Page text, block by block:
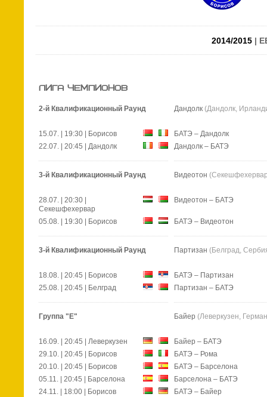
2014/2015 |
ЛИГА ЧЕМПИОНОВ
2-й Квалификационный Раунд Дандолк (Дандолк,
15.07. | 19:30 | Борисов БАТЭ – Дандолк
22.07. | 20:45 | Дандолк
Дандолк – БАТЭ
3-й Квалификационный Раунд Видеотон
28.07. | 20:30 |
Секешфехервар
Видеотон – БАТЭ
05.08. | 19:30 | Борисов БАТЭ – Видеотон
3-й Квалификационный Раунд Партизан (Белград,
18.08. | 20:45 | Борисов
БАТЭ – Партизан
25.08. | 20:45 | Белград
Партизан – БАТЭ
Группа "E" Байер (Леверкузен,
16.09. | 20:45 | Леверкузен
Байер – БАТЭ
29.10. | 20:45 | Борисов
БАТЭ – Рома
20.10. | 20:45 | Борисов
БАТЭ – Барселона
05.11. | 20:45 | Барселона
Барселона – БАТЭ
24.11. | 18:00 | Борисов
БАТЭ – Байер